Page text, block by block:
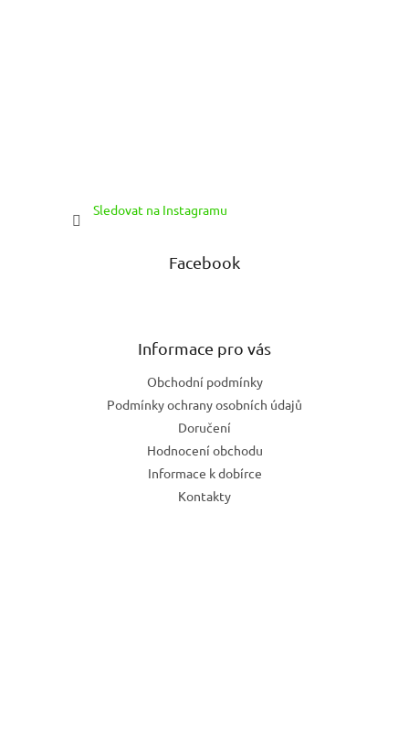
Sledovat na Instagramu
Facebook
Informace pro vás
Obchodní podmínky
Podmínky ochrany osobních údajů
Doručení
Hodnocení obchodu
Informace k dobírce
Kontakty